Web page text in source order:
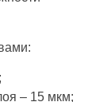
– 15 мкм;